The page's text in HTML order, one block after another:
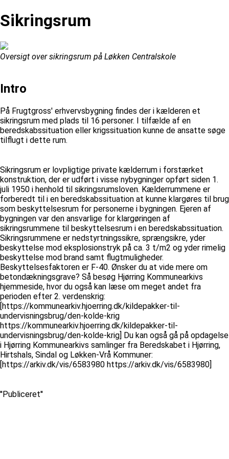
Sikringsrum
Oversigt over sikringsrum på Løkken Centralskole
Intro
På Frugtgross' erhvervsbygning findes der i kælderen et
sikringsrum med plads til 16 personer. I tilfælde af en
beredskabssituation eller krigssituation kunne de ansatte søge
tilflugt i dette rum.
Sikringsrum er lovpligtige private kælderrum i forstærket
konstruktion, der er udført i visse nybygninger opført siden 1.
juli 1950 i henhold til sikringsrumsloven. Kælderrummene er
forberedt til i en beredskabssituation at kunne klargøres til brug
som beskyttelsesrum for personerne i bygningen. Ejeren af
bygningen var den ansvarlige for klargøringen af
sikringsrummene til beskyttelsesrum i en beredskabssituation.
Sikringsrummene er nedstyrtningssikre, sprængsikre, yder
beskyttelse mod eksplosionstryk på ca. 3 t/m2 og yder rimelig
beskyttelse mod brand samt flugtmuligheder.
Beskyttelsesfaktoren er F-40. Ønsker du at vide mere om
betondækningsgrave? Så besøg Hjørring Kommunearkivs
hjemmeside, hvor du også kan læse om meget andet fra
perioden efter 2. verdenskrig:
[https://kommunearkiv.hjoerring.dk/kildepakker-til-
undervisningsbrug/den-kolde-krig
https://kommunearkiv.hjoerring.dk/kildepakker-til-
undervisningsbrug/den-kolde-krig] Du kan også gå på opdagelse
i Hjørring Kommunearkivs samlinger fra Beredskabet i Hjørring,
Hirtshals, Sindal og Løkken-Vrå Kommuner:
[https://arkiv.dk/vis/6583980 https://arkiv.dk/vis/6583980]
''Publiceret''